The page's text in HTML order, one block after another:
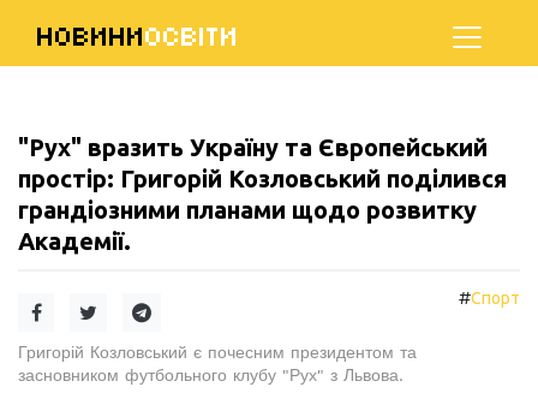
НОВИНИОСВІТИ
"Рух" вразить Україну та Європейський
простір: Григорій Козловський поділився
грандіозними планами щодо розвитку
Академії.
#Спорт
Григорій Козловський є почесним президентом та
засновником футбольного клубу "Рух" з Львова.